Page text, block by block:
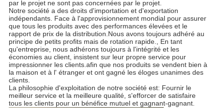
par le projet ne sont pas concernées par le projet.
Notre société a des droits d'importation et d'exportation
indépendants. Face à l'approvisionnement mondial pour assurer
que tous les produits avec des performances élevées et le
rapport de prix de la distribution.Nous avons toujours adhéré au
principe de petits profits mais de rotation rapide., En tant
qu'entreprise, nous adhérons toujours à l'intégrité et les
économies au client, insistent sur leur propre service pour
impressionner les clients.afin que nos produits se vendent bien à
la maison et à l' étranger et ont gagné les éloges unanimes des
clients.
La philosophie d'exploitation de notre société est: Fournir le
meilleur service et la meilleure qualité, s'efforcer de satisfaire
tous les clients pour un bénéfice mutuel et gagnant-gagnant.